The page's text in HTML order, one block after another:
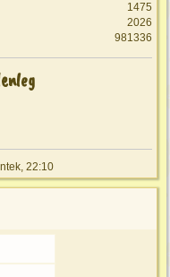
1475
2026
981336
22:10